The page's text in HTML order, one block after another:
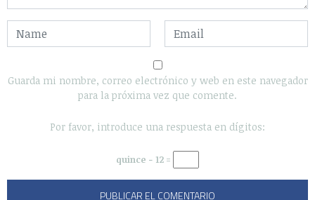
Guarda mi nombre, correo electrónico y web en este navegador
para la próxima vez que comente.
Por favor, introduce una respuesta en dígitos:
quince − 12 =